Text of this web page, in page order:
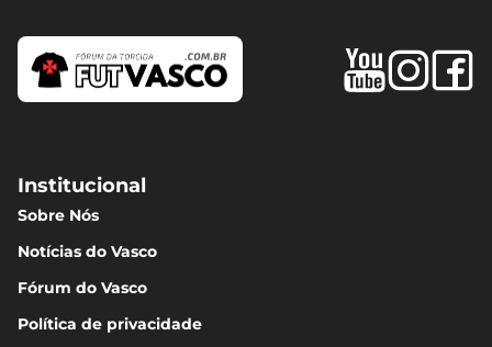
Institucional
Sobre Nós
Notícias do Vasco
Fórum do Vasco
Política de privacidade